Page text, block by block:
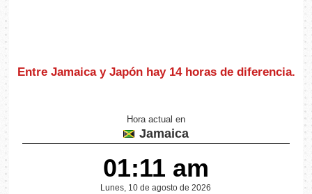
Entre Jamaica y Japón hay 14 horas de diferencia.
Hora actual en
Jamaica
01:11 am
Lunes, 10 de agosto de 2026